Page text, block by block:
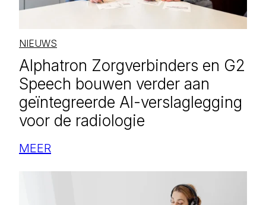
NIEUWS
Alphatron Zorgverbinders en G2
Speech bouwen verder aan
geïntegreerde AI-verslaglegging
voor de radiologie
MEER